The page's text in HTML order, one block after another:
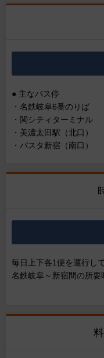
● 主なバス停
・名鉄岐阜6番のりば
・関シティターミナル
・美濃太田駅（北口）
・バスタ新宿（南口）
毎日上下各1便を運行し
名鉄岐阜～新宿間の所